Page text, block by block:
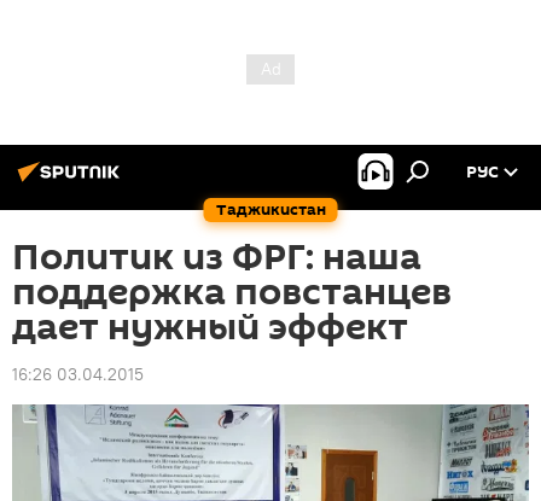
Таджикистан
РУС
Политик из ФРГ: наша
поддержка повстанцев
дает нужный эффект
16:26 03.04.2015